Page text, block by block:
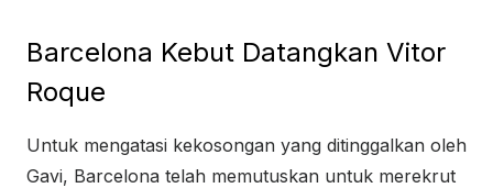
Barcelona Kebut Datangkan Vitor
Roque
Untuk mengatasi kekosongan yang ditinggalkan oleh
Gavi, Barcelona telah memutuskan untuk merekrut